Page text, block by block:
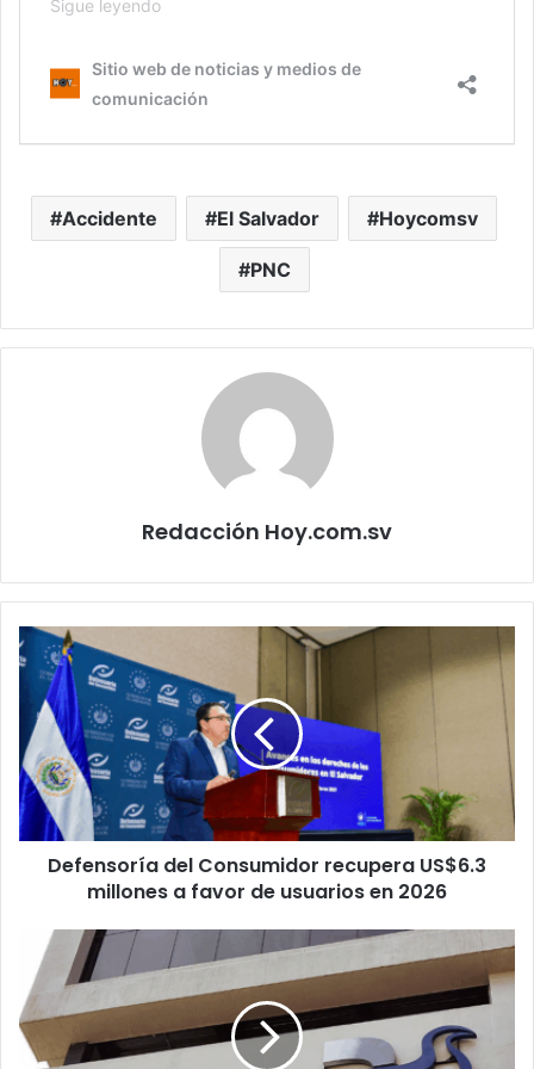
Accidente El Salvador Hoycomsv
PNC
Redacción Hoy.com.sv
Defensoría
del
Consumidor
recupera
US$6.3
millones
a
favor
de
usuarios
Defensoría del Consumidor recupera US$6.3
millones a favor de usuarios en 2026
Registro
Electoral
en
el
exterior